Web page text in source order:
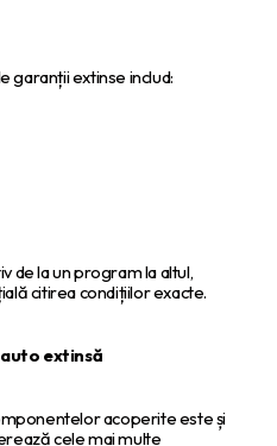
garanții extinse includ:
de la un program la altul,
citirea condițiilor exacte.
extinsă
acoperite este și
cele mai multe